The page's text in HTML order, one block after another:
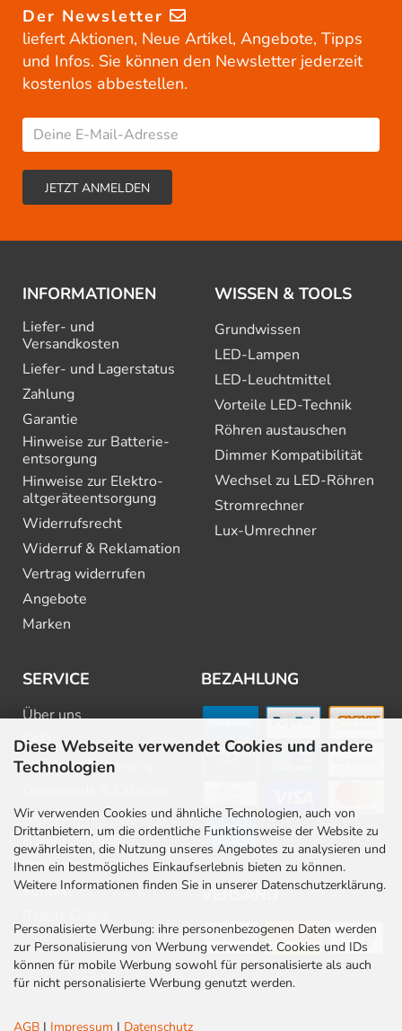
Diese Webseite verwendet Cookies und andere
Technologien
Wir verwenden Cookies und ähnliche Technologien, auch von
Drittanbietern, um die ordentliche Funktionsweise der Website zu
gewährleisten, die Nutzung unseres Angebotes zu analysieren und
Ihnen ein bestmögliches Einkaufserlebnis bieten zu können.
Weitere Informationen finden Sie in unserer Datenschutzerklärung.
Personalisierte Werbung: ihre personenbezogenen Daten werden
zur Personalisierung von Werbung verwendet. Cookies und IDs
können für mobile Werbung sowohl für personalisierte als auch
für nicht personalisierte Werbung genutzt werden.
AGB | Impressum | Datenschutz
Der Newsletter
liefert Aktionen, Neue Artikel, Angebote, Tipps
und Infos. Sie können den Newsletter jederzeit
kostenlos abbestellen.
INFORMATIONEN
Liefer- und
Versandkosten
Liefer- und Lagerstatus
Zahlung
Garantie
Hinweise zur Batterie­
entsorgung
Hinweise zur Elektro­
altgeräte­entsorgung
Widerrufsrecht
Widerruf & Reklamation
Vertrag widerrufen
Angebote
Marken
WISSEN & TOOLS
Grundwissen
LED-Lampen
LED-Leuchtmittel
Vorteile LED-Technik
Röhren austauschen
Dimmer Kompatibilität
Wechsel zu LED-Röhren
Stromrechner
Lux-Umrechner
SERVICE
Über uns
FAQ
Beratung & Planung
Newsletter
Barrierefreiheit
Stellenangebote
Kontakt
BEZAHLUNG
VERSAND